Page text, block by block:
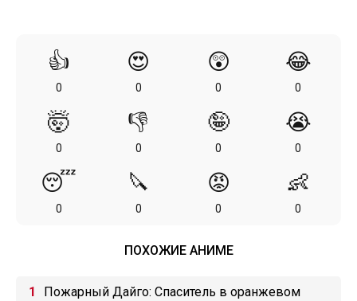
👍
0
😍
0
😲
0
😂
0
🤯
0
👎
0
🤪
0
😭
0
😴
0
🔪
0
😡
0
👶
0
ПОХОЖИЕ АНИМЕ
Пожарный Дайго: Спаситель в оранжевом